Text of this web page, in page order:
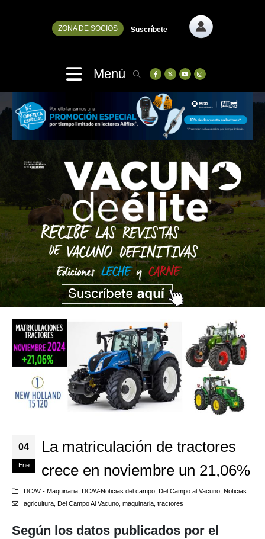
ZONA DE SOCIOS Suscríbete
Menú
04
Ene
La matriculación de tractores
crece en noviembre un 21,06%
DCAV - Maquinaria, DCAV-Noticias del campo, Del Campo al Vacuno, Noticias
agricultura, Del Campo Al Vacuno, maquinaria, tractores
Según los datos publicados por el